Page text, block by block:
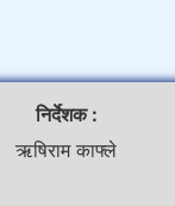
निर्देशक :
ऋषिराम काफ्ले